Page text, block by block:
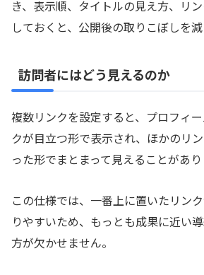
き、表示順、タイトルの見え方、リ
しておくと、公開後の取りこぼしを減
訪問者にはどう見えるのか
複数リンクを設定すると、プロフィ
クが目立つ形で表示され、ほかのリ
った形でまとまって見えることがあり
この仕様では、一番上に置いたリン
りやすいため、もっとも成果に近い
方が欠かせません。